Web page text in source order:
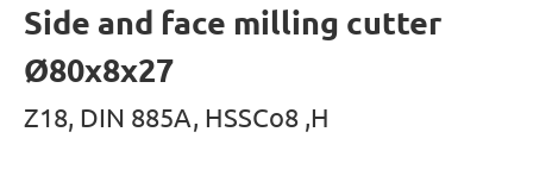
Side and face milling cutter
Ø80x8x27
Z18, DIN 885A, HSSCo8 ,H